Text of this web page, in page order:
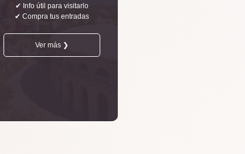
✔ Info útil para visitarlo
✔ Compra tus entradas
Ver más ❯